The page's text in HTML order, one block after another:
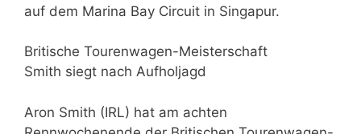
auf dem Marina Bay Circuit in Singapur.
Britische Tourenwagen-Meisterschaft
Smith siegt nach Aufholjagd
Aron Smith (IRL) hat am achten